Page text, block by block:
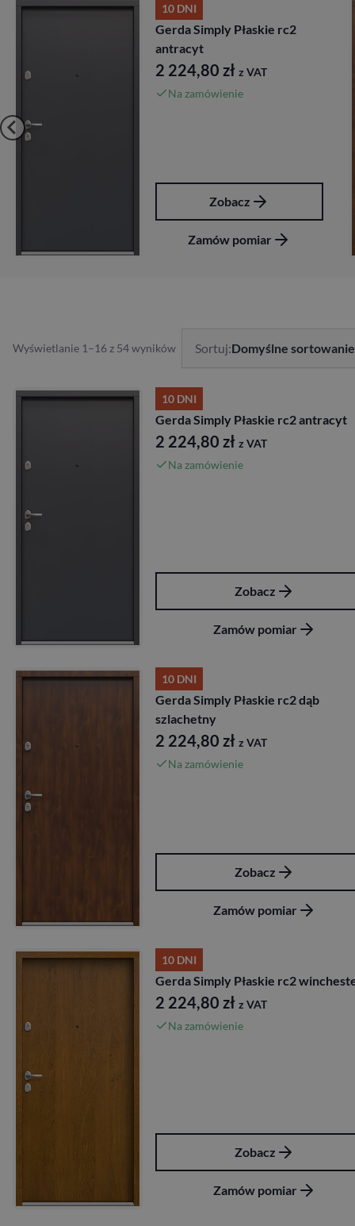
10 DNI
Gerda Simply Płaskie rc2
antracyt
2 224,80 zł z VAT
Na zamówienie
Zobacz
Zamów pomiar
Wyświetlanie 1–16 z 54 wyników Sortuj:Domyślne sortowanie
10 DNI
Gerda Simply Płaskie rc2 antracyt
2 224,80 zł z VAT
Na zamówienie
Zobacz
Zamów pomiar
10 DNI
Gerda Simply Płaskie rc2 dąb
szlachetny
2 224,80 zł z VAT
Na zamówienie
Zobacz
Zamów pomiar
10 DNI
Gerda Simply Płaskie rc2
2 224,80 zł z VAT
Na zamówienie
Zobacz
Zamów pomiar